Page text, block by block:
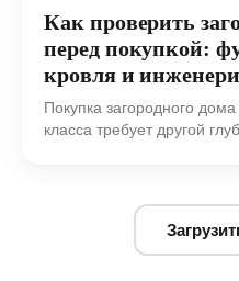
Как проверить
перед покупкой:
кровля и
Покупка загородного
класса требует другой